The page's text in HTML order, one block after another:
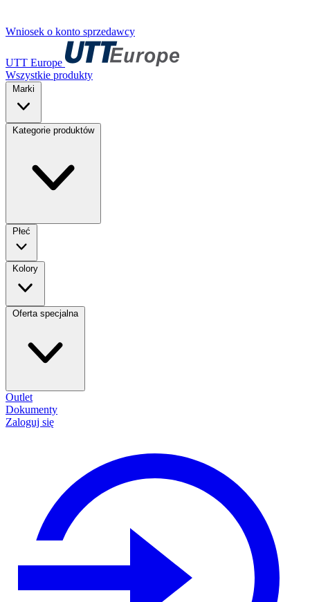
Wniosek o konto sprzedawcy
UTT Europe
Wszystkie produkty
Marki
Kategorie produktów
Płeć
Kolory
Oferta specjalna
Outlet
Dokumenty
Zaloguj się